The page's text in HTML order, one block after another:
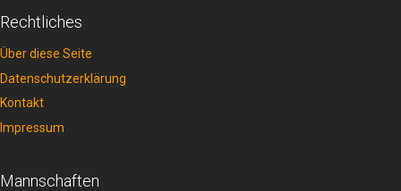
Rechtliches
Über diese Seite
Datenschutzerklärung
Kontakt
Impressum
Mannschaften